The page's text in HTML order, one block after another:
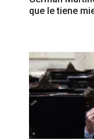
que le tiene